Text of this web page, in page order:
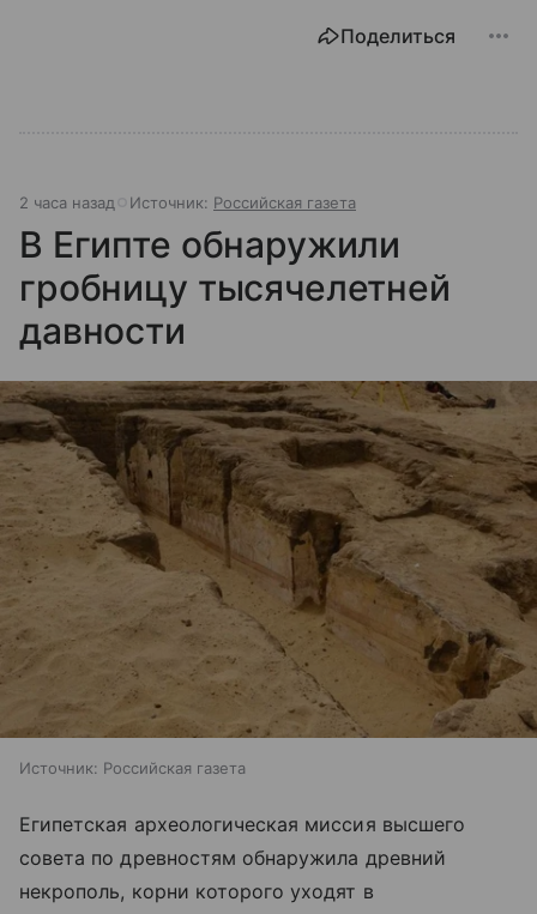
Поделиться
2 часа назад Источник: Российская газета
В Египте обнаружили
гробницу тысячелетней
давности
Источник: Российская газета
Египетская археологическая миссия высшего
совета по древностям обнаружила древний
некрополь, корни которого уходят в